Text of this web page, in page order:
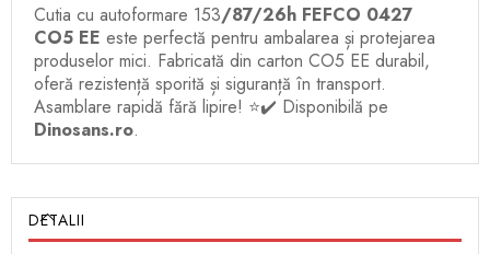
Cutia cu autoformare 153/87/26h FEFCO 0427
CO5 EE este perfectă pentru ambalarea și protejarea
produselor mici. Fabricată din carton CO5 EE durabil,
oferă rezistență sporită și siguranță în transport.
Asamblare rapidă fără lipire! ⭐✔️ Disponibilă pe
Dinosans.ro.
DETALII